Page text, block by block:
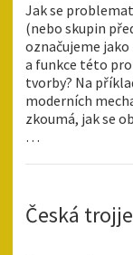
Jak se
(nebo skupin
označujeme
a funkce této
tvorby? Na
moderních
zkoumá, jak se
…
Česká